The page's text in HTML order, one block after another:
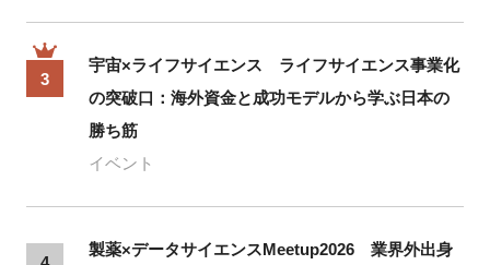
3
宇宙×ライフサイエンス ライフサイエンス事業化
の突破口：海外資金と成功モデルから学ぶ日本の
勝ち筋
イベント
製薬×データサイエンスMeetup2026 業界外出身